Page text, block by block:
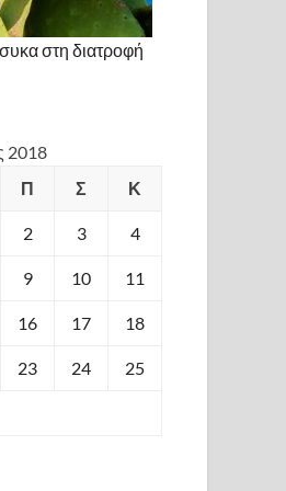
στη διατροφή
2018
Π Σ Κ
2 3 4
9 10 11
16 17 18
23 24 25